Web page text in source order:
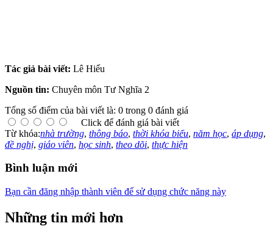
Tác giả bài viết: Lê Hiếu
Nguồn tin: Chuyên môn Tư Nghĩa 2
Tổng số điểm của bài viết là: 0 trong 0 đánh giá
Click để đánh giá bài viết
Từ khóa:nhà trường, thông báo, thời khóa biểu, năm học, áp dụng,
đề nghị, giáo viên, học sinh, theo dõi, thực hiện
Bình luận mới
Bạn cần đăng nhập thành viên để sử dụng chức năng này
Những tin mới hơn